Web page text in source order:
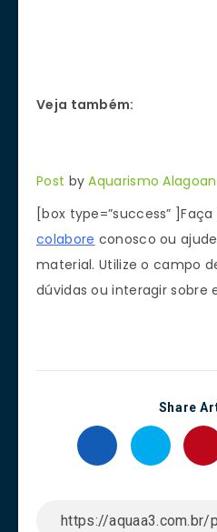
Veja também:
Post byAquarismo
[box type=”success”
colabore conosco ou
material. Utilize o campo
dúvidas ou interagir sobre
Share